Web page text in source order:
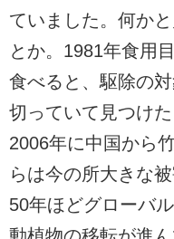
ていました。何か
とか。 1981年食用
食べると、駆除の
切っていて見つけた
2006年に中国から
らは今の所大きな
50年ほどグローバ